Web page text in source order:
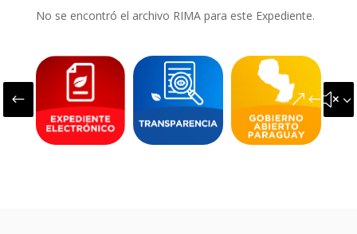
No se encontró el archivo RIMA para este Expediente.
#